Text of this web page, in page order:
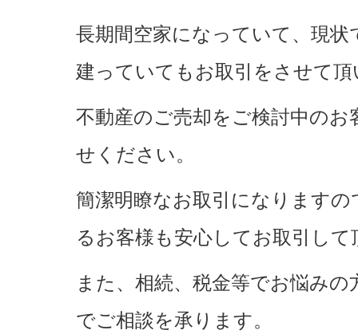
長期間空家になっていて、現
建っていてもお取引をさせて
不動産のご売却をご検討中の
せください。
簡潔明瞭なお取引になります
るお客様も安心してお取引し
また、相続、税金等でお悩み
でご相談を承ります。